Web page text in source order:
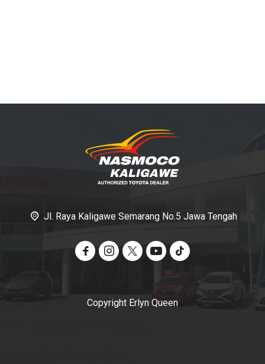
Jl. Raya Kaligawe Semarang No.5 Jawa Tengah
Copyright Erlyn Queen